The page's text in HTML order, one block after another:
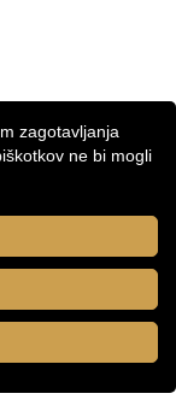
zagotavljanja
ne bi mogli